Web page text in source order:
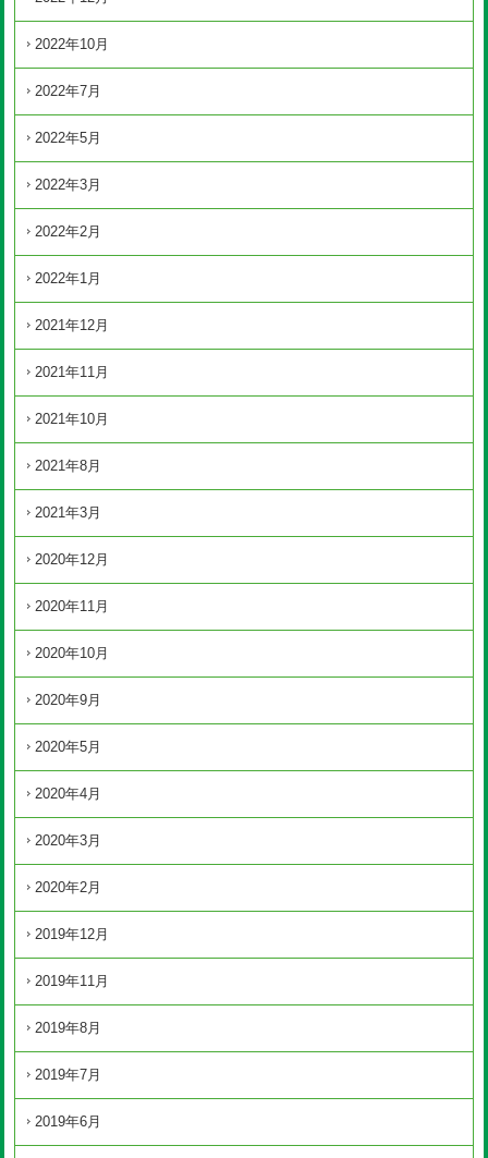
2022年10月
2022年7月
2022年5月
2022年3月
2022年2月
2022年1月
2021年12月
2021年11月
2021年10月
2021年8月
2021年3月
2020年12月
2020年11月
2020年10月
2020年9月
2020年5月
2020年4月
2020年3月
2020年2月
2019年12月
2019年11月
2019年8月
2019年7月
2019年6月